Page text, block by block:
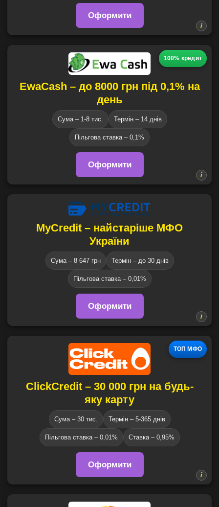
Оформити
100% кредит
EwaCash – до 8000 грн під 0,1% на
день
Сума – 1-8 тис. Термін – 14 днів
Пільгова ставка – 0,1%
Оформити
MyCredit – найстаріше МФО
України
Сума – 8 647 грн Термін – до 30 днів
Пільгова ставка – 0,01%
Оформити
ТОП МФО
ClickCredit – 30 000 грн на будь-
яку карту
Сума – 30 тис. Термін – 5-365 днів
Пільгова ставка – 0,01% Cтавка – 0,95%
Оформити